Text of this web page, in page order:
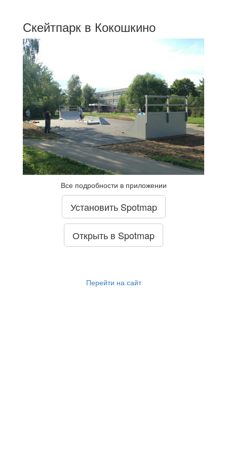
Скейтпарк в Кокошкино
Все подробности в приложении
Установить Spotmap
Открыть в Spotmap
Перейти на сайт